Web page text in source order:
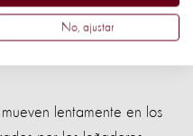
cazadores
lentamente en los
No, ajustar